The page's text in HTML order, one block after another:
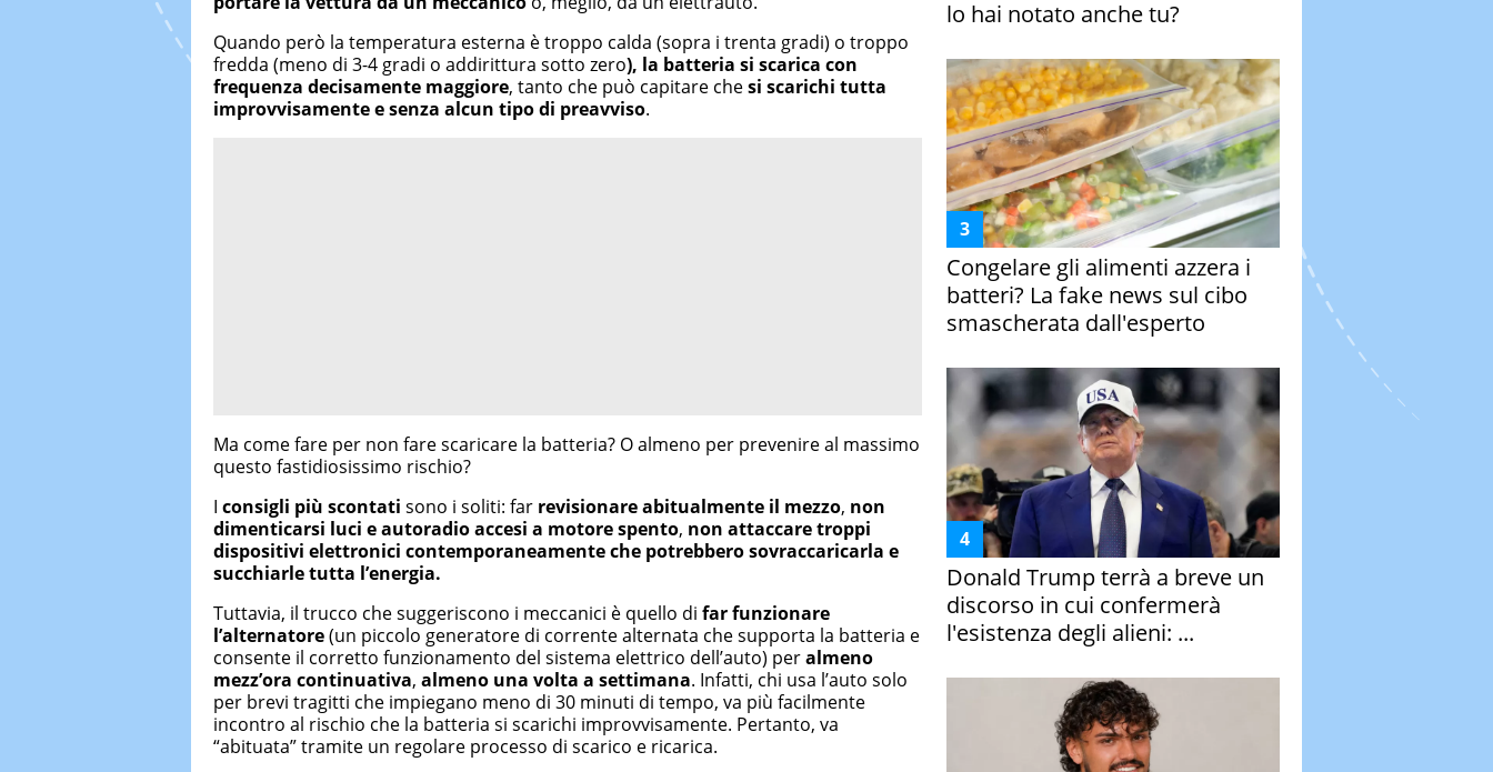
Quando però la temperatura esterna è troppo calda (sopra i trenta gradi) o troppo
fredda (meno di 3-4 gradi o addirittura sotto zero), la batteria si scarica con
frequenza decisamente maggiore, tanto che può capitare chesi scarichi tutta
improvvisamente e senza alcun tipo di preavviso.
Ma come fare per non fare scaricare la batteria? O almeno per prevenire al massimo
questo fastidiosissimo rischio?
I consigli più scontati sono i soliti: far revisionare abitualmente il mezzo, non
dimenticarsi luci e autoradio accesi a motore spento, non attaccare troppi
dispositivi elettronici contemporaneamente che potrebbero sovraccaricarla e
succhiarle tutta l’energia.
Tuttavia, il trucco che suggeriscono i meccanici è quello di far funzionare
l’alternatore(un piccolo generatore di corrente alternata che supporta la batteria e
consente il corretto funzionamento del sistema elettrico dell’auto) peralmeno
mezz’ora continuativa, almeno una volta a settimana. Infatti, chi usa l’auto solo
per brevi tragitti che impiegano meno di 30 minuti di tempo, va più facilmente
incontro al rischio che la batteria si scarichi improvvisamente. Pertanto, va
“abituata” tramite un regolare processo di scarico e ricarica.
lo hai notato anche tu?
Congelare gli alimenti azzera i
batteri? La fake news sul cibo
smascherata dall'esperto
Donald Trump terrà a breve un
discorso in cui confermerà
l'esistenza degli alieni: ...